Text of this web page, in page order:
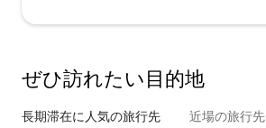
ぜひ訪⁠れ⁠た⁠い目⁠的⁠地
長期滞在に人気の旅行先 近場の旅行先